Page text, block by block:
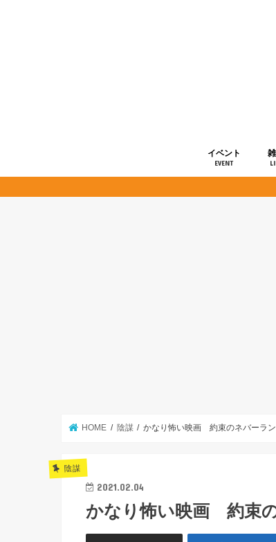
イベント
EVENT
HOME 陰謀 かなり怖い映画 約束のネバーラ
陰謀
2021.02.04
かなり怖い映画 約束